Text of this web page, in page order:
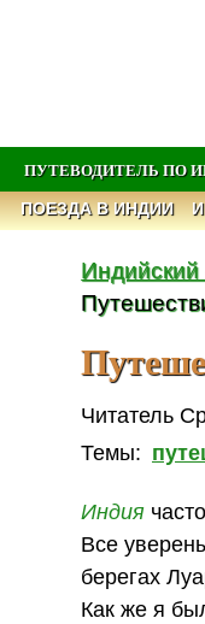
ПУТЕВОДИТЕЛЬ ПО
ПОЕЗДА В ИНДИИ
Индийский
Читатель
Темы:
Индия
Все
берегах
Как же я